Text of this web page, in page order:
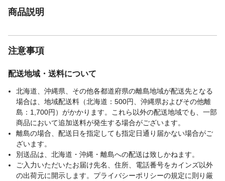
乾燥時間
則
る表示
商品説明
注意事項
配送地域・送料について
北海道、沖縄県、その他各都道府県の離島地域が配送先となる
場合は、地域配送料（北海道：500円、沖縄県およびその他離
島：1,700円）がかかります。これら以外の配送地域でも、一部
商品において追加送料が発生する場合がございます。
離島の場合、配送日を指定しても指定日通り届かない場合がご
ざいます。
別送品は、北海道・沖縄・離島への配送は致しかねます。
ご入力いただいたお届け先名、住所、電話番号をカインズ以外
の出荷元に開示します。プライバシーポリシーの規定に則り厳